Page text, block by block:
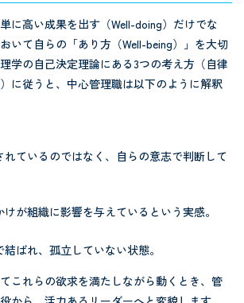
に高い成果を出す（Well-doing）だけでな
いて自らの「あり方（Well-being）」を大切
学の自己決定理論にある3つの考え方（自律
に従うと、中心管理職は以下のように解釈
れているのではなく、自らの意志で判断して
けが組織に影響を与えているという実感。
ばれ、孤立していない状態。
これらの欲求を満たしながら動くとき、管